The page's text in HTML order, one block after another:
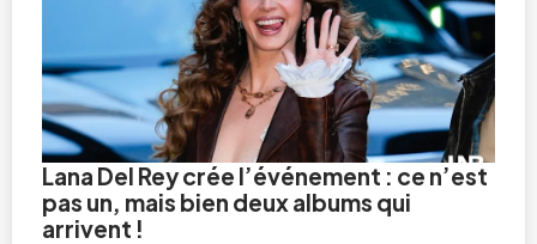
Lana Del Rey crée l’événement : ce n’est
pas un, mais bien deux albums qui
arrivent !